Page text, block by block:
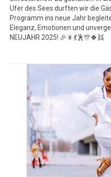
Ufer des Sees durften wir die
Programm ins neue Jahr
Eleganz, Emotionen und
NEUJAHR 2025! 🎉🎇💃🕺🎊🍀👯